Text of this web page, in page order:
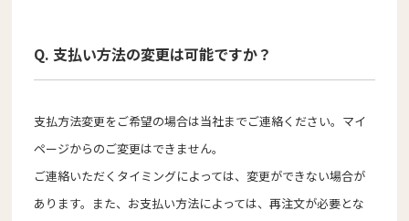
Q. 支払い方法の変更は可能ですか？
支払方法変更をご希望の場合は当社までご連絡ください。マイ
ページからのご変更はできません。
ご連絡いただくタイミングによっては、変更ができない場合が
あります。また、お支払い方法によっては、再注文が必要とな